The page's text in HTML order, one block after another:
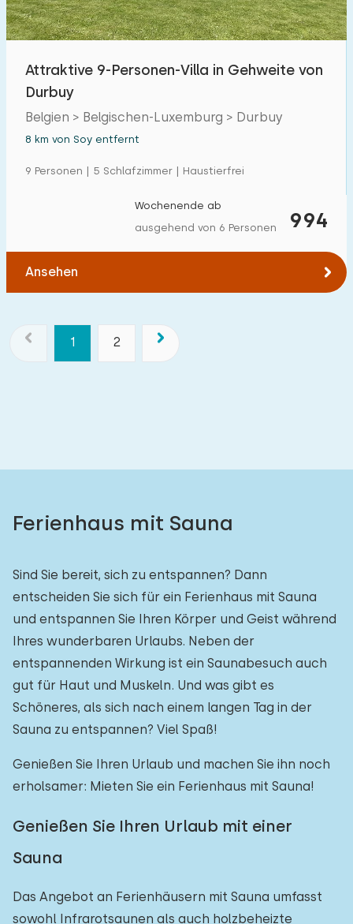
Attraktive 9-Personen-Villa in Gehweite von
Durbuy
Belgien > Belgischen-Luxemburg > Durbuy
8 km von Soy entfernt
9 Personen | 5 Schlafzimmer | Haustierfrei
994
Wochenende ab
ausgehend von 6 Personen
Ansehen
1 2
Ferienhaus mit Sauna
Sind Sie bereit, sich zu entspannen? Dann
entscheiden Sie sich für ein Ferienhaus mit Sauna
und entspannen Sie Ihren Körper und Geist während
Ihres wunderbaren Urlaubs. Neben der
entspannenden Wirkung ist ein Saunabesuch auch
gut für Haut und Muskeln. Und was gibt es
Schöneres, als sich nach einem langen Tag in der
Sauna zu entspannen? Viel Spaß!
Genießen Sie Ihren Urlaub und machen Sie ihn noch
erholsamer: Mieten Sie ein Ferienhaus mit Sauna!
Genießen Sie Ihren Urlaub mit einer
Sauna
Das Angebot an Ferienhäusern mit Sauna umfasst
sowohl Infrarotsaunen als auch holzbeheizte